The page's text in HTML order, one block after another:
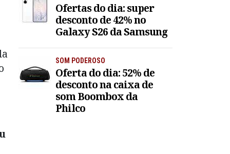
Ofertas do dia: super
desconto de 42% no
Galaxy S26 da Samsung
SOM PODEROSO
Oferta do dia: 52% de
desconto na caixa de
som Boombox da
Philco